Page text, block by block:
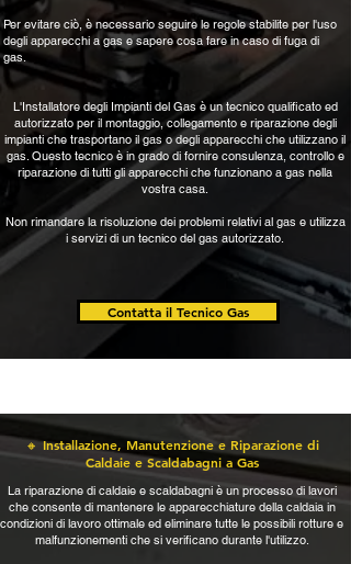
Per evitare ciò, è necessario seguire le regole stabilite per l'uso
degli apparecchi a gas e sapere cosa fare in caso di fuga di
gas.
L'Installatore degli Impianti del Gas è un tecnico qualificato ed
autorizzato per il montaggio, collegamento e riparazione degli
impianti che trasportano il gas o degli apparecchi che utilizzano il
gas. Questo tecnico è in grado di fornire consulenza, controllo e
riparazione di tutti gli apparecchi che funzionano a gas nella
vostra casa.
Non rimandare la risoluzione dei problemi relativi al gas e utilizza
i servizi di un tecnico del gas autorizzato.
Contatta il Tecnico Gas
🔸 Installazione, Manutenzione e Riparazione di
Caldaie e Scaldabagni a Gas
La riparazione di caldaie e scaldabagni è un processo di lavori
che consente di mantenere le apparecchiature della caldaia in
condizioni di lavoro ottimale ed eliminare tutte le possibili rotture e
malfunzionementi che si verificano durante l'utilizzo.